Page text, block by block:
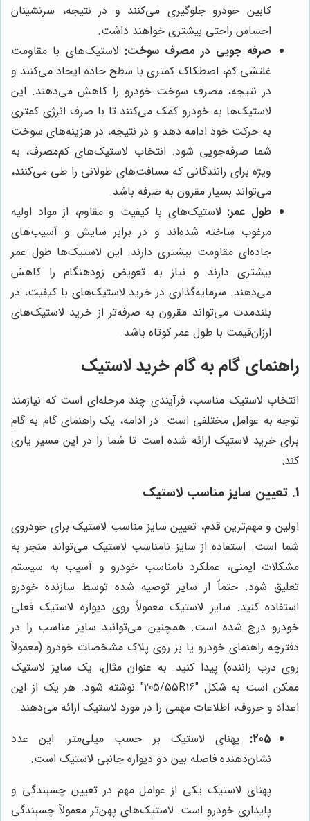
کابین خودرو جلوگیری می‌کنند و در نتیجه، سرنشینان
احساس راحتی بیشتری خواهند داشت.
صرفه جویی در مصرف سوخت: لاستیک‌های با مقاومت
غلتشی کم، اصطکاک کمتری با سطح جاده ایجاد می‌کنند و
در نتیجه، مصرف سوخت خودرو را کاهش می‌دهند. این
لاستیک‌ها به خودرو کمک می‌کنند تا با صرف انرژی کمتری
به حرکت خود ادامه دهد و در نتیجه، در هزینه‌های سوخت
شما صرفه‌جویی شود. انتخاب لاستیک‌های کم‌مصرف، به
ویژه برای رانندگانی که مسافت‌های طولانی را طی می‌کنند،
می‌تواند بسیار مقرون به صرفه باشد.
طول عمر: لاستیک‌های با کیفیت و مقاوم، از مواد اولیه
مرغوب ساخته شده‌اند و در برابر سایش و آسیب‌های
جاده‌ای مقاومت بیشتری دارند. این لاستیک‌ها طول عمر
بیشتری دارند و نیاز به تعویض زودهنگام را کاهش
می‌دهند. سرمایه‌گذاری در خرید لاستیک‌های با کیفیت، در
بلندمدت می‌تواند مقرون به صرفه‌تر از خرید لاستیک‌های
ارزان‌قیمت با طول عمر کوتاه باشد.
راهنمای گام به گام خرید لاستیک
انتخاب لاستیک مناسب، فرآیندی چند مرحله‌ای است که نیازمند
توجه به عوامل مختلفی است. در ادامه، یک راهنمای گام به گام
برای خرید لاستیک ارائه شده است تا شما را در این مسیر یاری
کند:
1. تعیین سایز مناسب لاستیک
اولین و مهم‌ترین قدم، تعیین سایز مناسب لاستیک برای خودروی
شما است. استفاده از سایز نامناسب لاستیک می‌تواند منجر به
مشکلات ایمنی، عملکرد نامناسب خودرو و آسیب به سیستم
تعلیق شود. حتماً از سایز توصیه شده توسط سازنده خودرو
استفاده کنید. سایز لاستیک معمولاً روی دیواره لاستیک فعلی
خودرو درج شده است. همچنین می‌توانید سایز مناسب را در
دفترچه راهنمای خودرو یا بر روی پلاک مشخصات خودرو (معمولاً
روی درب راننده) پیدا کنید. به عنوان مثال، یک سایز لاستیک
ممکن است به شکل "205/55R16" نوشته شود. هر یک از این
اعداد و حروف، اطلاعات مهمی را در مورد لاستیک ارائه می‌دهند:
205:
پهنای لاستیک بر حسب میلی‌متر. این عدد
نشان‌دهنده فاصله بین دو دیواره جانبی لاستیک است.
پهنای لاستیک یکی از عوامل مهم در تعیین چسبندگی و
پایداری خودرو است. لاستیک‌های پهن‌تر معمولاً چسبندگی